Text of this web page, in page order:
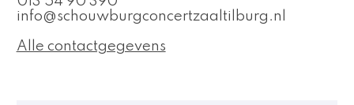
info@schouwburgconcertzaaltilburg.nl
Alle contactgegevens